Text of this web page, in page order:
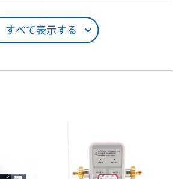
すべて表示する
100％（割引率 0％）
90％（割引率10％）
80％（割引率20％）